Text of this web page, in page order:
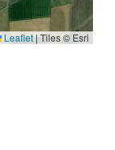
Leaflet|Tiles © Esri